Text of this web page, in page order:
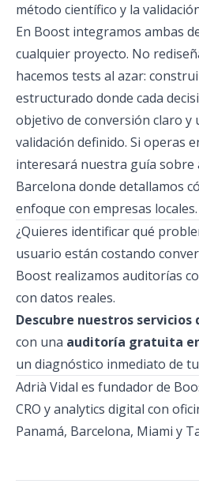
método científico y la
En Boost integramos ambas
cualquier proyecto. No
hacemos tests al azar:
estructurado donde cada
objetivo de conversión claro y
validación definido. Si operas
interesará nuestra guía sobre
Barcelona donde detallamos
enfoque con empresas locales.
¿Quieres identificar qué
usuario están costando
Boost realizamos auditorías
con datos reales.
Descubre nuestros servicios
con una auditoría gratuita
un diagnóstico inmediato de
Adrià Vidal es fundador de
CRO y analytics digital con
Panamá, Barcelona, Miami y